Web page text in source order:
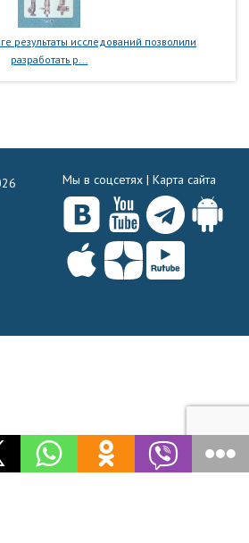
результаты исследований позволили
разработать р...
Мы в соцсетях | Карта сайта